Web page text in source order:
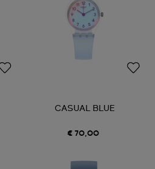
CASUAL BLUE
€ 70,00